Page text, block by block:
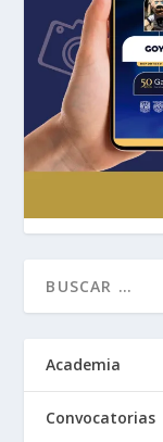
Academia
Convocatorias